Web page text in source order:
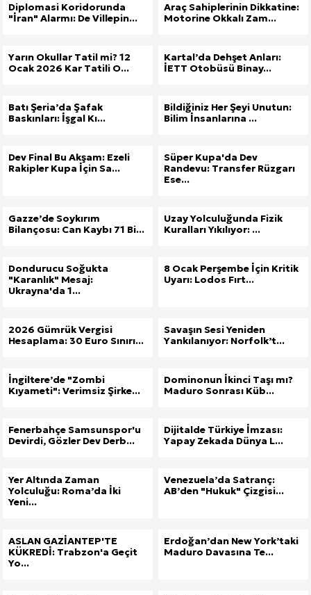
Diplomasi Koridorunda
"İran" Alarmı: De Villepin...
Araç Sahiplerinin Dikkatine:
Motorine Okkalı Zam...
Yarın Okullar Tatil mi? 12
Ocak 2026 Kar Tatili O...
Kartal’da Dehşet Anları:
İETT Otobüsü Binay...
Batı Şeria’da Şafak
Baskınları: İşgal Kı...
Bildiğiniz Her Şeyi Unutun:
Bilim İnsanlarına ...
Dev Final Bu Akşam: Ezeli
Rakipler Kupa İçin Sa...
Süper Kupa'da Dev
Randevu: Transfer Rüzgarı
Ese...
Gazze’de Soykırım
Bilançosu: Can Kaybı 71 Bi...
Uzay Yolculuğunda Fizik
Kuralları Yıkılıyor: ...
Dondurucu Soğukta
"Karanlık" Mesaj:
Ukrayna'da 1...
8 Ocak Perşembe İçin Kritik
Uyarı: Lodos Fırt...
2026 Gümrük Vergisi
Hesaplama: 30 Euro Sınırı...
Savaşın Sesi Yeniden
Yankılanıyor: Norfolk’t...
İngiltere’de "Zombi
Kıyameti": Verimsiz Şirke...
Dominonun İkinci Taşı mı?
Maduro Sonrası Küb...
Fenerbahçe Samsunspor'u
Devirdi, Gözler Dev Derb...
Dijitalde Türkiye İmzası:
Yapay Zekada Dünya L...
Yer Altında Zaman
Yolculuğu: Roma’da İki
Yeni...
Venezuela’da Satranç:
AB’den "Hukuk" Çizgisi...
ASLAN GAZİANTEP'TE
KÜKREDİ: Trabzon'a Geçit
Yo...
Erdoğan’dan New York’taki
Maduro Davasına Te...